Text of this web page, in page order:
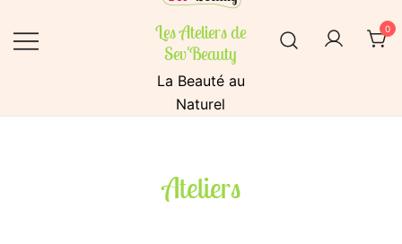
Les Ateliers de
Sev'Beauty
La Beauté au
Naturel
0
Ateliers